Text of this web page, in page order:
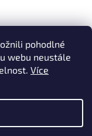
pohodlné
webu neustále
Více
Appgrade